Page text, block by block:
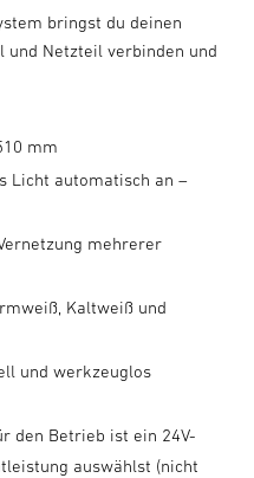
bringst du deinen
und Netzteil verbinden und
mm
Licht automatisch an –
mehrerer
Kaltweiß und
und werkzeuglos
den Betrieb ist ein 24V-
auswählst (nicht